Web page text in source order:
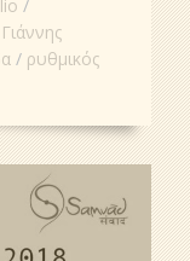
Γιάννης
ρυθμικός